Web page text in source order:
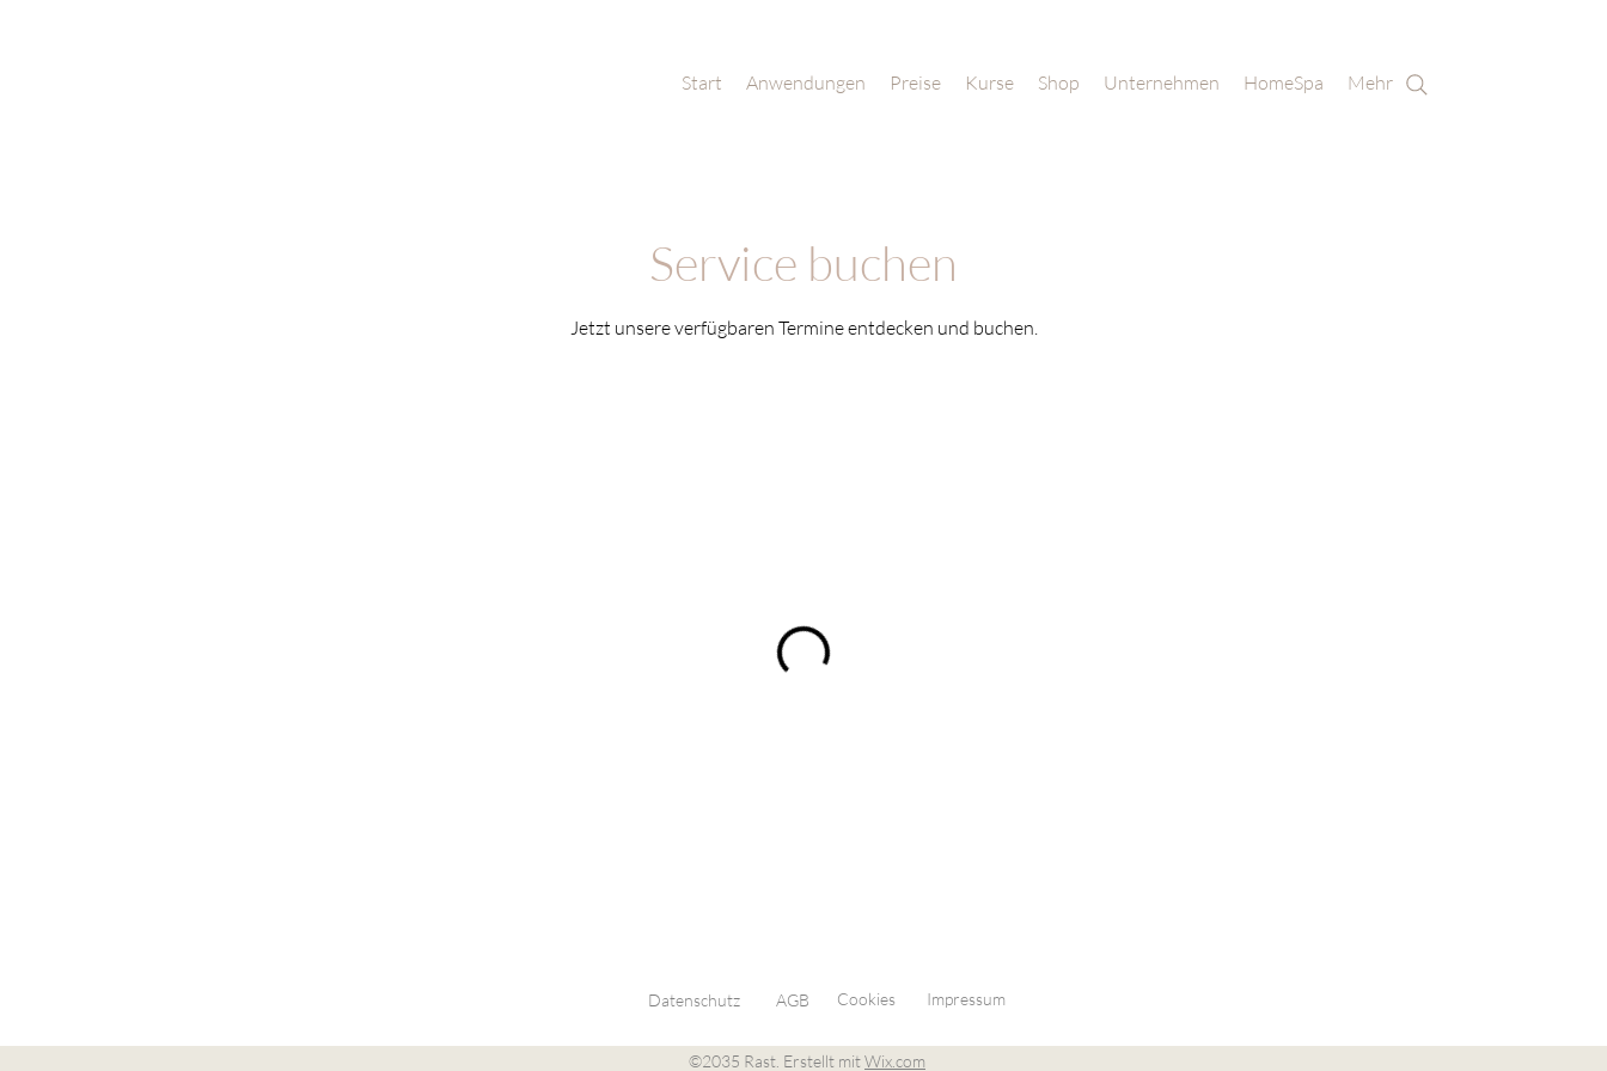
Start Anwendungen Preise Kurse Shop Unternehmen HomeSpa Mehr
Service buchen
Jetzt unsere verfügbaren Termine entdecken und buchen.
Datenschutz AGB Cookies Impressum
©2035 Rast. Erstellt mitWix.com